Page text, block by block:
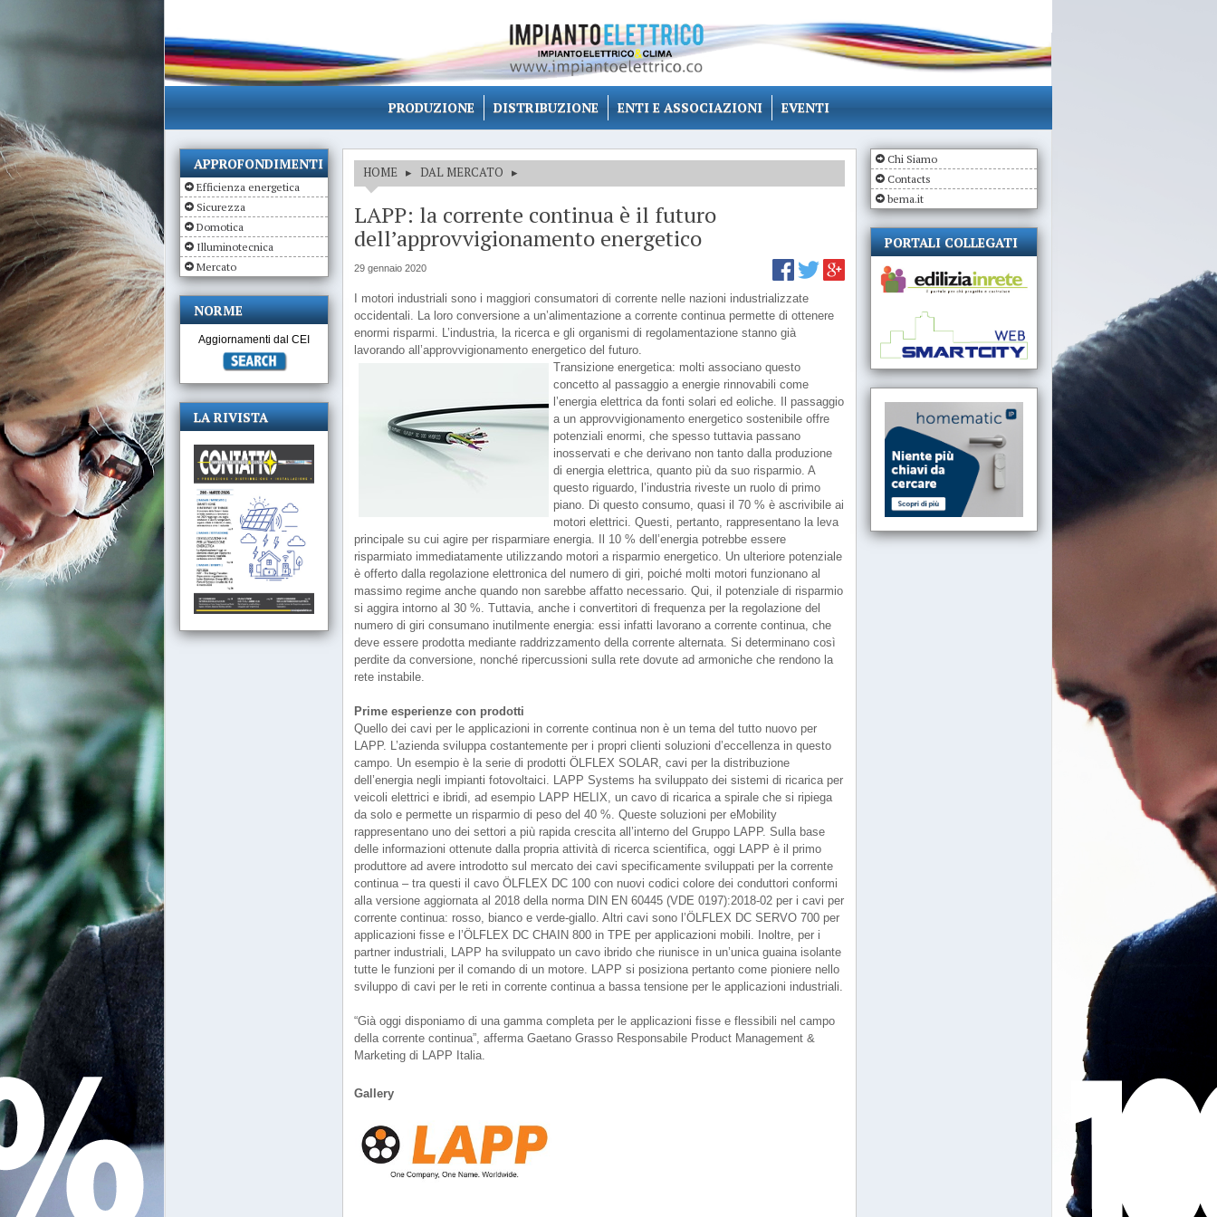
PRODUZIONE DISTRIBUZIONE ENTI E ASSOCIAZIONI EVENTI
HOME ▸ DAL MERCATO ▸
LAPP: la corrente continua è il futuro
dell’approvvigionamento energetico
29 gennaio 2020
I motori industriali sono i maggiori consumatori di corrente nelle nazioni industrializzate
occidentali. La loro conversione a un’alimentazione a corrente continua permette di ottenere
enormi risparmi. L’industria, la ricerca e gli organismi di regolamentazione stanno già
lavorando all’approvvigionamento energetico del futuro.
Transizione energetica: molti associano questo
concetto al passaggio a energie rinnovabili come
l’energia elettrica da fonti solari ed eoliche. Il passaggio
a un approvvigionamento energetico sostenibile offre
potenziali enormi, che spesso tuttavia passano
inosservati e che derivano non tanto dalla produzione
di energia elettrica, quanto più da suo risparmio. A
questo riguardo, l’industria riveste un ruolo di primo
piano. Di questo consumo, quasi il 70 % è ascrivibile ai
motori elettrici. Questi, pertanto, rappresentano la leva
principale su cui agire per risparmiare energia. Il 10 % dell’energia potrebbe essere
risparmiato immediatamente utilizzando motori a risparmio energetico. Un ulteriore potenziale
è offerto dalla regolazione elettronica del numero di giri, poiché molti motori funzionano al
massimo regime anche quando non sarebbe affatto necessario. Qui, il potenziale di risparmio
si aggira intorno al 30 %. Tuttavia, anche i convertitori di frequenza per la regolazione del
numero di giri consumano inutilmente energia: essi infatti lavorano a corrente continua, che
deve essere prodotta mediante raddrizzamento della corrente alternata. Si determinano così
perdite da conversione, nonché ripercussioni sulla rete dovute ad armoniche che rendono la
rete instabile.
Prime esperienze con prodotti
Quello dei cavi per le applicazioni in corrente continua non è un tema del tutto nuovo per
LAPP. L’azienda sviluppa costantemente per i propri clienti soluzioni d’eccellenza in questo
campo. Un esempio è la serie di prodotti ÖLFLEX SOLAR, cavi per la distribuzione
dell’energia negli impianti fotovoltaici. LAPP Systems ha sviluppato dei sistemi di ricarica per
veicoli elettrici e ibridi, ad esempio LAPP HELIX, un cavo di ricarica a spirale che si ripiega
da solo e permette un risparmio di peso del 40 %. Queste soluzioni per eMobility
rappresentano uno dei settori a più rapida crescita all’interno del Gruppo LAPP. Sulla base
delle informazioni ottenute dalla propria attività di ricerca scientifica, oggi LAPP è il primo
produttore ad avere introdotto sul mercato dei cavi specificamente sviluppati per la corrente
continua – tra questi il cavo ÖLFLEX DC 100 con nuovi codici colore dei conduttori conformi
alla versione aggiornata al 2018 della norma DIN EN 60445 (VDE 0197):2018-02 per i cavi per
corrente continua: rosso, bianco e verde-giallo. Altri cavi sono l’ÖLFLEX DC SERVO 700 per
applicazioni fisse e l’ÖLFLEX DC CHAIN 800 in TPE per applicazioni mobili. Inoltre, per i
partner industriali, LAPP ha sviluppato un cavo ibrido che riunisce in un’unica guaina isolante
tutte le funzioni per il comando di un motore. LAPP si posiziona pertanto come pioniere nello
sviluppo di cavi per le reti in corrente continua a bassa tensione per le applicazioni industriali.
“Già oggi disponiamo di una gamma completa per le applicazioni fisse e flessibili nel campo
della corrente continua”, afferma Gaetano Grasso Responsabile Product Management &
Marketing di LAPP Italia.
Gallery
APPROFONDIMENTI
Efficienza energetica
Sicurezza
Domotica
Illuminotecnica
Mercato
NORME
Aggiornamenti dal CEI
LA RIVISTA
Chi Siamo
Contacts
bema.it
PORTALI COLLEGATI